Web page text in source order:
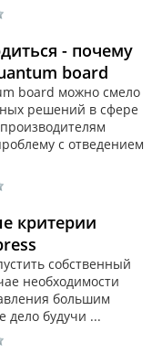
- почему
board
board можно смело
решений в сфере
с отведением
критерии
собственный
необходимости
большим
дело будучи ...